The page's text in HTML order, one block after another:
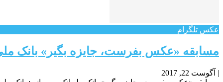
عکس تلگرام
مسابقه «عکس بفرست، جایزه بگیر» بانک
| آگوست 22, 2017